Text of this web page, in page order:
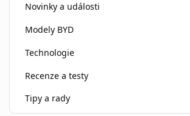
Novinky a události
Modely BYD
Technologie
Recenze a testy
Tipy a rady